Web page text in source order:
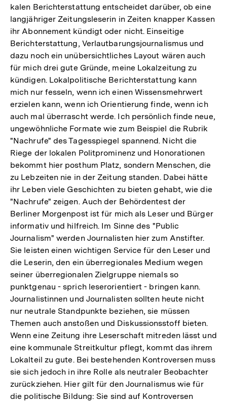
kalen Berichterstattung entscheidet darüber, ob eine
langjähriger Zeitungsleserin in Zeiten knapper Kassen
ihr Abonnement kündigt oder nicht. Einseitige
Berichterstattung, Verlautbarungsjournalismus und
dazu noch ein unübersichtliches Layout wären auch
für mich drei gute Gründe, meine Lokalzeitung zu
kündigen. Lokalpolitische Berichterstattung kann
mich nur fesseln, wenn ich einen Wissensmehrwert
erzielen kann, wenn ich Orientierung finde, wenn ich
auch mal überrascht werde. Ich persönlich finde neue,
ungewöhnliche Formate wie zum Beispiel die Rubrik
"Nachrufe" des Tagesspiegel spannend. Nicht die
Riege der lokalen Politprominenz und Honorationen
bekommt hier posthum Platz, sondern Menschen, die
zu Lebzeiten nie in der Zeitung standen. Dabei hätte
ihr Leben viele Geschichten zu bieten gehabt, wie die
"Nachrufe" zeigen. Auch der Behördentest der
Berliner Morgenpost ist für mich als Leser und Bürger
informativ und hilfreich. Im Sinne des "Public
Journalism" werden Journalisten hier zum Anstifter.
Sie leisten einen wichtigen Service für den Leser und
die Leserin, den ein überregionales Medium wegen
seiner überregionalen Zielgruppe niemals so
punktgenau - sprich leserorientiert - bringen kann.
Journalistinnen und Journalisten sollten heute nicht
nur neutrale Standpunkte beziehen, sie müssen
Themen auch anstoßen und Diskussionsstoff bieten.
Wenn eine Zeitung ihre Leserschaft mitreden lässt und
eine kommunale Streitkultur pflegt, kommt das ihrem
Lokalteil zu gute. Bei bestehenden Kontroversen muss
sie sich jedoch in ihre Rolle als neutraler Beobachter
zurückziehen. Hier gilt für den Journalismus wie für
die politische Bildung: Sie sind auf Kontroversen